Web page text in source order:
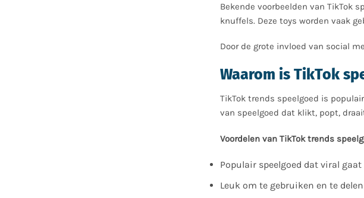
Bekende voorbeelden van TikTok
knuffels. Deze toys worden vaak
Door de grote invloed van social
Waarom is TikTok
TikTok trends speelgoed is
van speelgoed dat klikt, popt,
Voordelen van TikTok trends
Populair speelgoed dat viral
Leuk om te gebruiken en te